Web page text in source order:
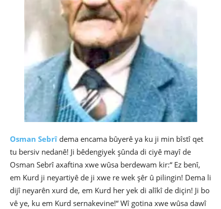
Osman Sebrîdema encama bûyerê ya ku ji min bîstî qet
tu bersiv nedanê! Ji bêdengiyek şûnda di ciyê mayî de
Osman Sebrî axaftina xwe wûsa berdewam kir:“ Ez benî,
em Kurd ji neyartiyê de ji xwe re wek şêr û pilingin! Dema li
dijî neyarên xurd de, em Kurd her yek di alîkî de diçin! Ji bo
vê ye, ku em Kurd sernakevine!“ Wî gotina xwe wûsa dawî